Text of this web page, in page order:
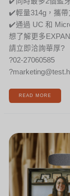
✔️輕量314g，攜帶
✔️通過 UC 和
想了解更多
請立即洽詢華厚?
?02-27060585
READ MORE
聞]
老
闆
最
愛
視
器！